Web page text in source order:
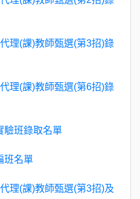
理(課)教師甄選(第3招)錄
理(課)教師甄選(第6招)錄
驗班錄取名單
班名單
理(課)教師甄選(第3招)及